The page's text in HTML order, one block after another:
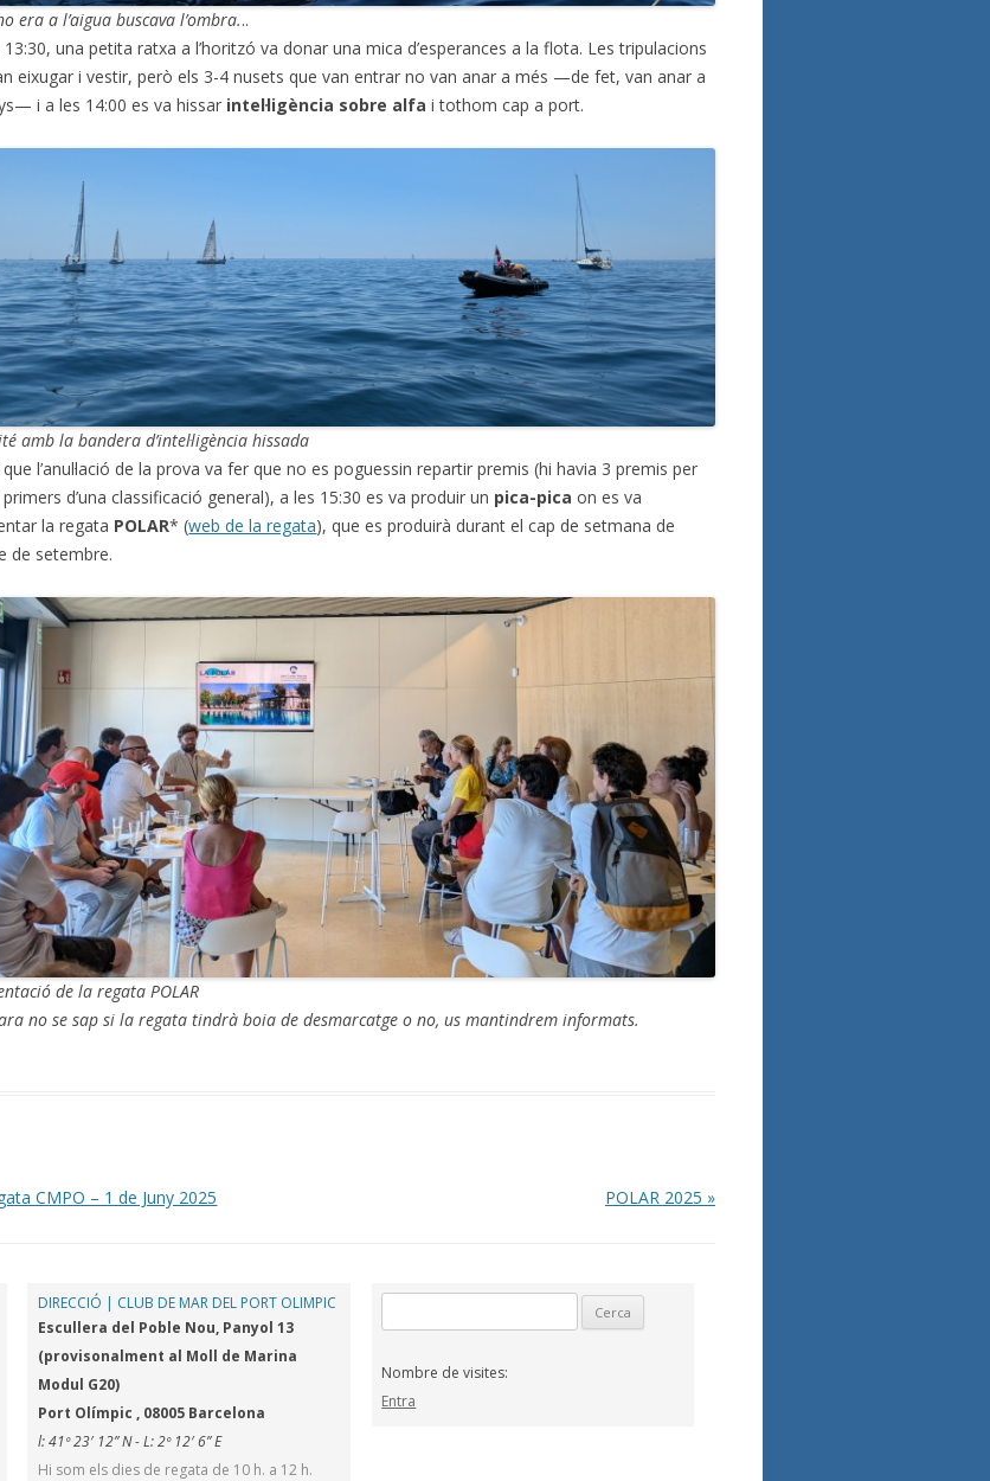
era a l’aigua buscava l’ombra...
13:30, una petita ratxa a l’horitzó va donar una mica d’esperances a la flota. Les tripulacions
eixugar i vestir, però els 3-4 nusets que van entrar no van anar a més —de fet, van anar a
i a les 14:00 es va hissar intel·ligència sobre alfa i tothom cap a port.
amb la bandera d’intel·ligència hissada
l’anul·lació de la prova va fer que no es poguessin repartir premis (hi havia 3 premis per
d’una classificació general), a les 15:30 es va produir un pica-pica on es va
la regata POLAR* (web de la regata), que es produirà durant el cap de setmana de
de setembre.
de la regata POLAR
no se sap si la regata tindrà boia de desmarcatge o no, us mantindrem informats.
navigation
CMPO – 1 de Juny 2025 POLAR 2025 »
DIRECCIÓ | CLUB DE MAR DEL PORT OLIMPIC
Escullera del Poble Nou, Panyol 13
(provisonalment al Moll de Marina
Modul G20)
Port Olímpic , 08005 Barcelona
l: 41º 23′ 12” N - L: 2º 12′ 6” E
Hi som els dies de regata de 10 h. a 12 h.
Nombre de visites:
Entra